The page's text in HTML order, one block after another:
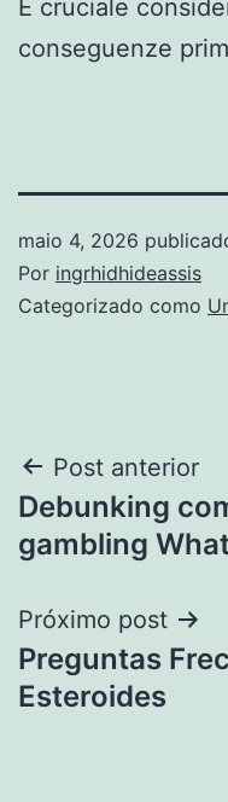
È cruciale
conseguenze
maio 4, 2026
Por ingrhidhideassis
Categorizado como
Navegação
de
Post anterior
Debunking
gambling
Próximo post
Preguntas
Esteroides